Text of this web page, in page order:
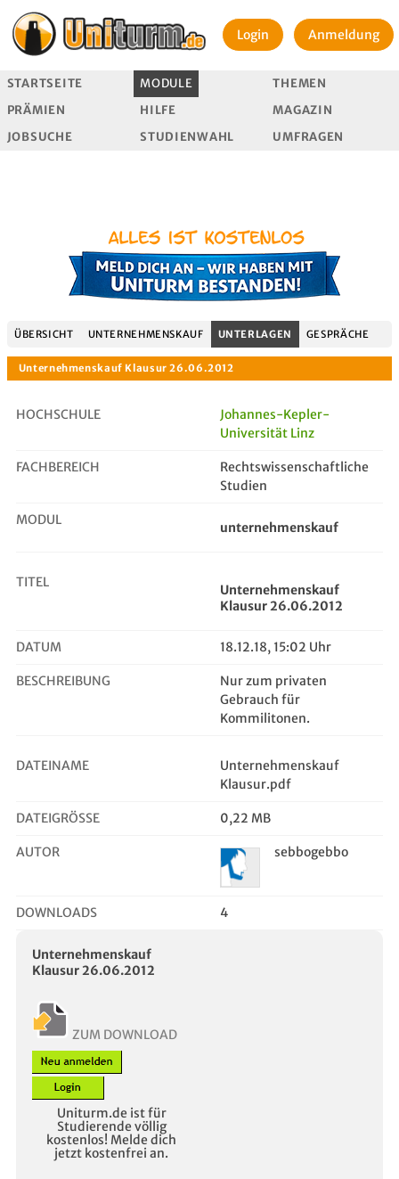
Login Anmeldung
STARTSEITE MODULE
THEMEN
PRÄMIEN
HILFE
MAGAZIN
JOBSUCHE
STUDIENWAHL UMFRAGEN
ÜBERSICHT UNTERNEHMENSKAUF UNTERLAGEN GESPRÄCHE
Unternehmenskauf Klausur 26.06.2012
HOCHSCHULE
Johannes-Kepler-
Universität Linz
FACHBEREICH
Rechtswissenschaftliche
Studien
MODUL unternehmenskauf
TITEL
Unternehmenskauf
Klausur 26.06.2012
DATUM 18.12.18, 15:02 Uhr
BESCHREIBUNG
Nur zum privaten
Gebrauch für
Kommilitonen.
DATEINAME
Unternehmenskauf
Klausur.pdf
DATEIGRÖSSE 0,22 MB
AUTOR sebbogebbo
DOWNLOADS 4
Unternehmenskauf
Klausur 26.06.2012
ZUM DOWNLOAD
Uniturm.de ist für
Studierende völlig
kostenlos! Melde dich
jetzt kostenfrei an.